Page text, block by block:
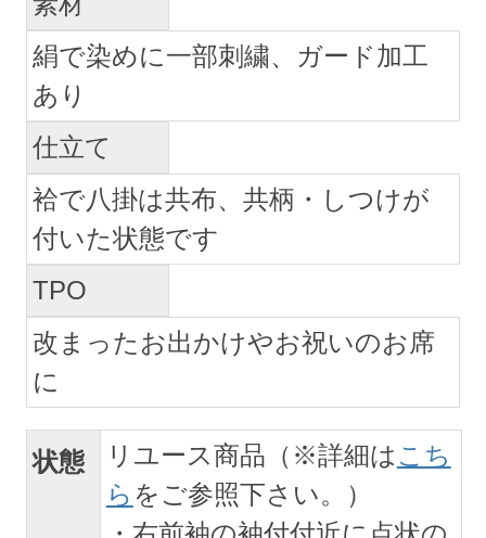
絹で染めに一部刺繍、ガード加工
あり
仕立て
袷で八掛は共布、共柄・しつけが
付いた状態です
TPO
改まったお出かけやお祝いのお席
に
状態 リユース商品（※詳細は こち
ら をご参照下さい。）